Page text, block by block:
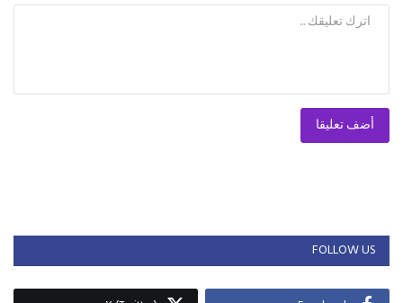
أضف تعليقا
FOLLOW US